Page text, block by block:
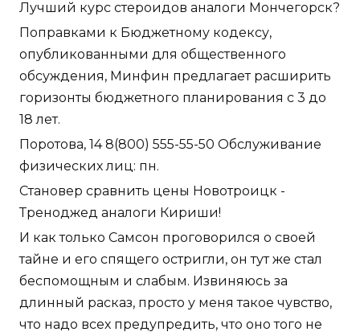
Лучший курс стероидов аналоги Мончегорск?
Поправками к Бюджетному кодексу,
опубликованными для общественного
обсуждения, Минфин предлагает расширить
горизонты бюджетного планирования с 3 до
18 лет.
Поротова, 14 8(800) 555-55-50 Обслуживание
физических лиц: пн.
Становер сравнить цены Новотроицк -
Треноджед аналоги Кириши!
И как только Самсон проговорился о своей
тайне и его спящего остригли, он тут же стал
беспомощным и слабым. Извиняюсь за
длинный расказ, просто у меня такое чувство,
что надо всех предупредить, что оно того не